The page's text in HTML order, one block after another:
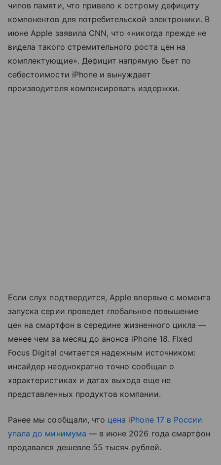
чипов памяти, что привело к острому дефициту
компонентов для потребительской электроники. В
июне Apple заявила CNN, что «никогда прежде не
видела такого стремительного роста цен на
комплектующие». Дефицит напрямую бьет по
себестоимости iPhone и вынуждает
производителя компенсировать издержки.
Если слух подтвердится, Apple впервые с момента
запуска серии проведет глобальное повышение
цен на смартфон в середине жизненного цикла —
менее чем за месяц до анонса iPhone 18. Fixed
Focus Digital считается надежным источником:
инсайдер неоднократно точно сообщал о
характеристиках и датах выхода еще не
представленных продуктов компании.
Ранее мы сообщали, что цена iPhone 17 в России
упала до минимума — в июне 2026 года смартфон
продавался дешевле 55 тысяч рублей.